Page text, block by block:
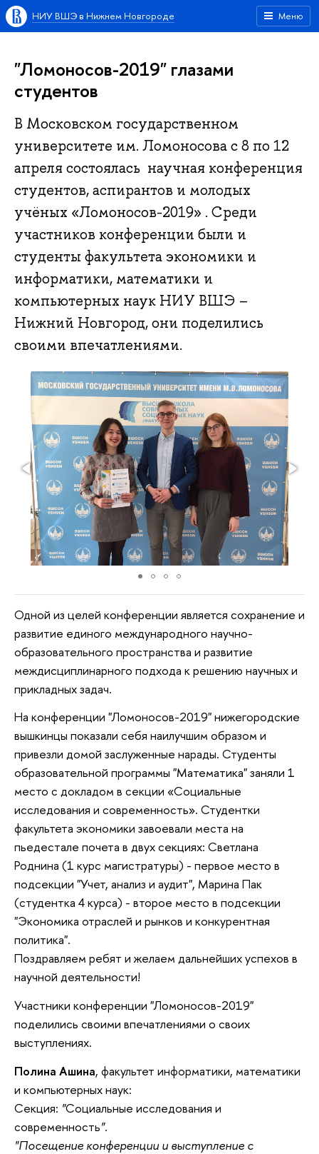
Меню
НИУ ВШЭ в Нижнем Новгороде
"Ломоносов-2019" глазами
студентов
В Московском государственном
университете им. Ломоносова с 8 по 12
апреля состоялась научная конференция
студентов, аспирантов и молодых
учёных «Ломоносов-2019» . Среди
участников конференции были и
студенты факультета экономики и
информатики, математики и
компьютерных наук НИУ ВШЭ –
Нижний Новгород, они поделились
своими впечатлениями.
Одной из целей конференции является сохранение и
развитие единого международного научно-
образовательного пространства и развитие
междисциплинарного подхода к решению научных и
прикладных задач.
На конференции "Ломоносов-2019" нижегородские
вышкинцы показали себя наилучшим образом и
привезли домой заслуженные нарады. Студенты
образовательной программы "Математика" заняли 1
место с докладом в секции «Социальные
исследования и современность». Студентки
факультета экономики завоевали места на
пьедестале почета в двух секциях: Светлана
Роднина (1 курс магистратуры) - первое место в
подсекции "Учет, анализ и аудит", Марина Пак
(студентка 4 курса) - второе место в подсекции
"Экономика отраслей и рынков и конкурентная
политика".
Поздравляем ребят и желаем дальнейших успехов в
научной деятельности!
Участники конференции "Ломоносов-2019"
поделились своими впечатлениями о своих
выступлениях.
Полина Ашина, факультет информатики, математики
и компьютерных наук:
Секция: "Социальные исследования и
современность".
"Посещение конференции и выступление с